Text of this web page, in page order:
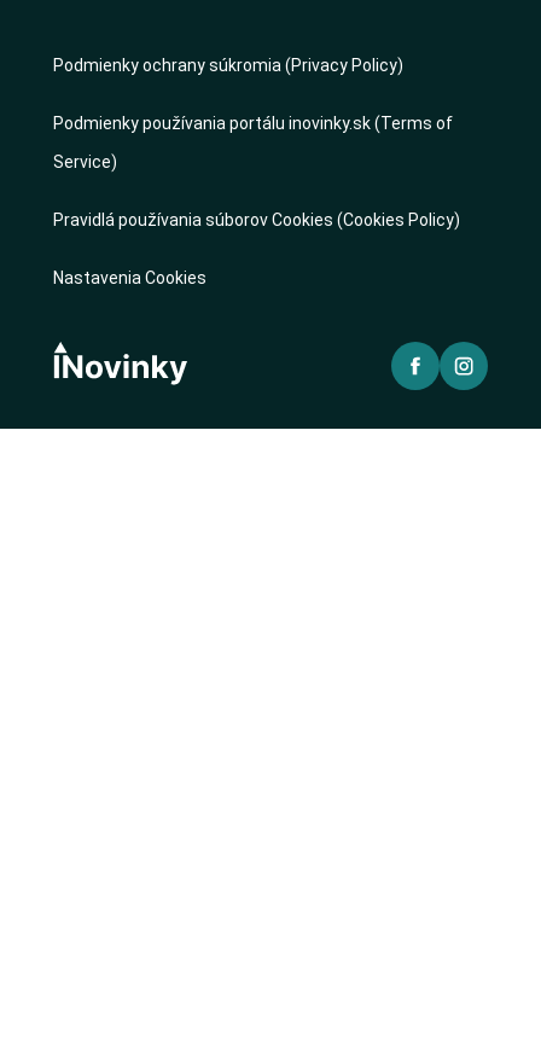
Podmienky ochrany súkromia (Privacy Policy)
Podmienky používania portálu inovinky.sk (Terms of
Service)
Pravidlá používania súborov Cookies (Cookies Policy)
Nastavenia Cookies